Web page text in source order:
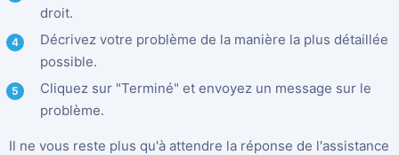
droit.
Décrivez votre problème de la manière la plus détaillée
possible.
Cliquez sur "Terminé" et envoyez un message sur le
problème.
Il ne vous reste plus qu'à attendre la réponse de l'assistance